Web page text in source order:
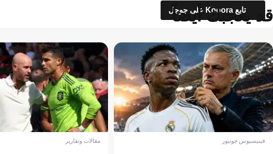
تابع Kooora على جوجل
قد يعجبك أيضاً
فينيسيوس جونيور مقالات وتقارير